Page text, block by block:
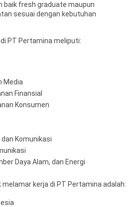
baik fresh graduate maupun
sesuai dengan kebutuhan
PT Pertamina meliputi:
Media
Finansial
Konsumen
Komunikasi
Daya Alam, dan Energi
kerja di PT Pertamina adalah: